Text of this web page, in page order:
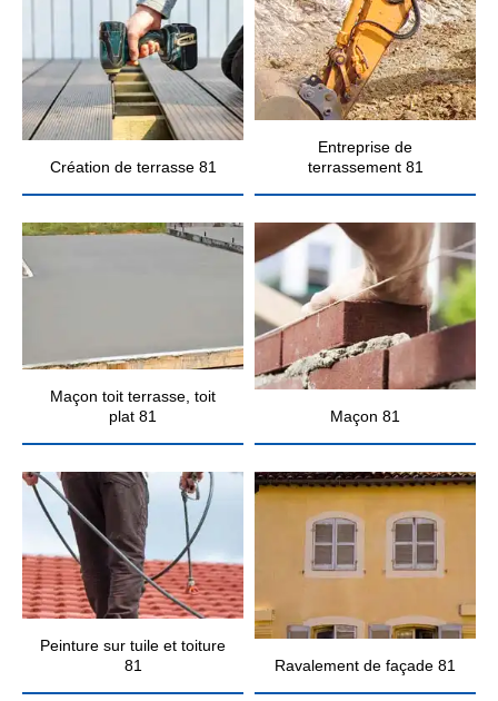
Création de terrasse 81
Entreprise de
terrassement 81
Maçon toit terrasse, toit
plat 81
Maçon 81
Peinture sur tuile et toiture
81
Ravalement de façade 81